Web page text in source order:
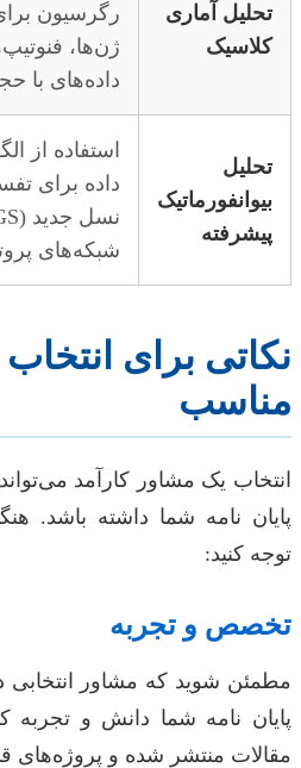
تحلیل آماری
کلاسیک
رگرسیون
ژن‌ها،
داده‌های با
تحلیل
بیوانفورماتیک
پیشرفته
استفاده از
داده برای
شبکه‌های
نکاتی برای
مناسب
انتخاب یک مشاور کارآمد
پایان نامه شما داشته باشد.
توجه کنید:
تخصص و تجربه
مطمئن شوید که مشاور
پایان نامه شما دانش و تجربه
مقالات منتشر شده و پروژه‌های